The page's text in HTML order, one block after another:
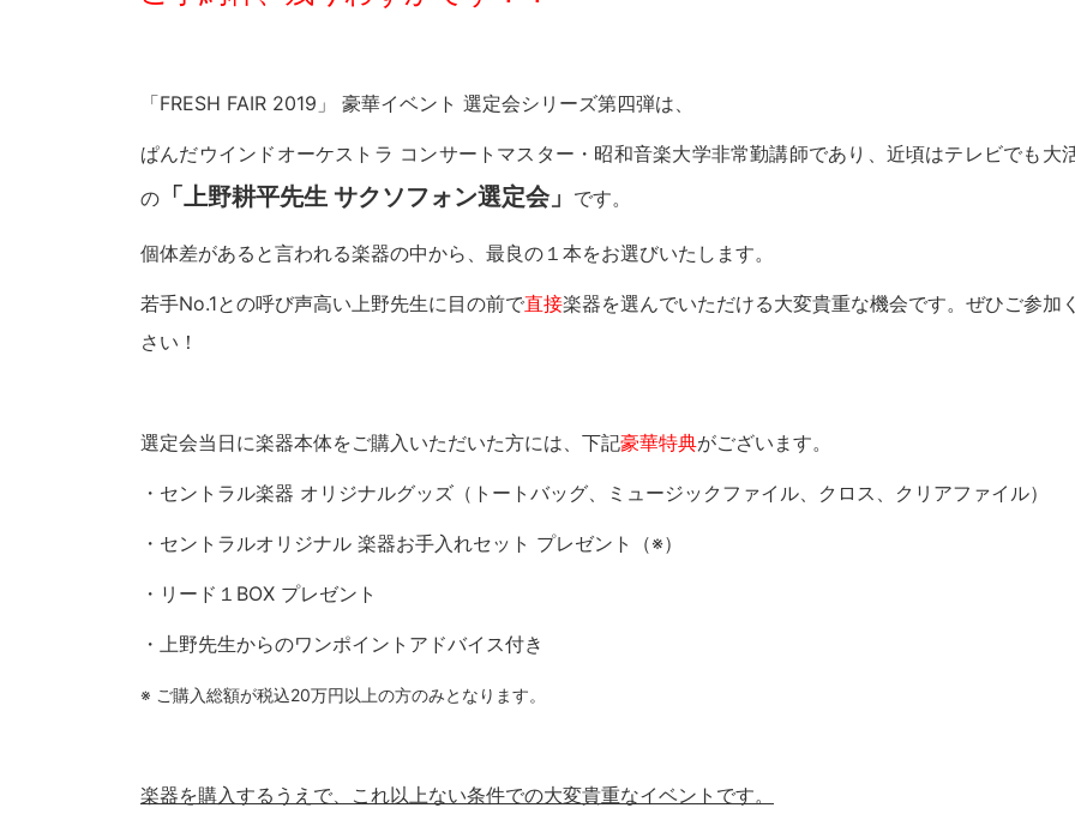
「FRESH FAIR 2019」 豪華イベント 選定会シリーズ第四弾は、
ぱんだウインドオーケストラ コンサートマスター・昭和音楽大学非常勤講師であり、近頃はテレビでも大
の 「上野耕平先生 サクソフォン選定会」 です。
個体差があると言われる楽器の中から、最良の１本をお選びいたします。
若手No.1との呼び声高い上野先生に目の前で直接楽器を選んでいただける大変貴重な機会です。ぜひご参加
さい！
選定会当日に楽器本体をご購入いただいた方には、下記豪華特典がございます。
・セントラル楽器 オリジナルグッズ（トートバッグ、ミュージックファイル、クロス、クリアファイル）
・セントラルオリジナル 楽器お手入れセット プレゼント（※）
・リード１BOX プレゼント
・上野先生からのワンポイントアドバイス付き
※ ご購入総額が税込20万円以上の方のみとなります。
楽器を購入するうえで、これ以上ない条件での大変貴重なイベントです。